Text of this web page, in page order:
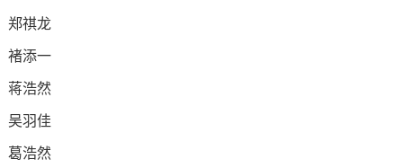
郑祺龙
褚添一
蒋浩然
吴羽佳
葛浩然